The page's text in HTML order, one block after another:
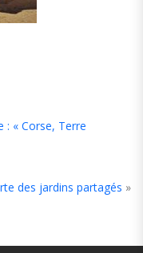
: « Corse, Terre
des jardins partagés »